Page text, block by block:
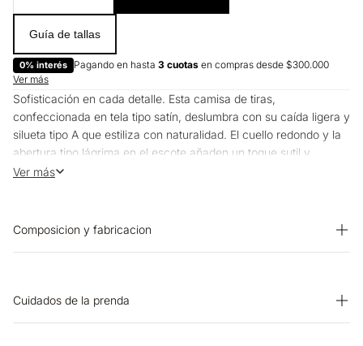
Guía de tallas
0% interés Pagando en hasta 3 cuotas en compras desde $300.000
Ver más
Sofisticación en cada detalle. Esta camisa de tiras,
confeccionada en tela tipo satín, deslumbra con su caída ligera y
silueta tipo A que estiliza con naturalidad. El cuello redondo y la
abertura tipo lágrima en el escote añaden un toque sutil y
elegante, mientras el ajuste de botón en la espalda completa un
Ver más
Composicion y fabricacion
Cuidados de la prenda